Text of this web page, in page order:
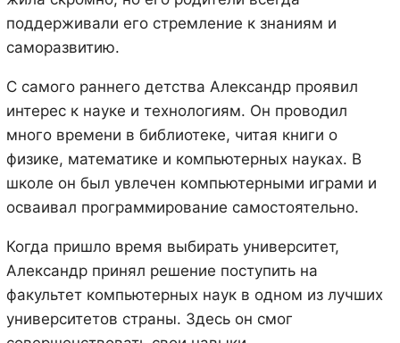
поддерживали его стремление к знаниям и
саморазвитию.
С самого раннего детства Александр проявил
интерес к науке и технологиям. Он проводил
много времени в библиотеке, читая книги о
физике, математике и компьютерных науках. В
школе он был увлечен компьютерными играми и
осваивал программирование самостоятельно.
Когда пришло время выбирать университет,
Александр принял решение поступить на
факультет компьютерных наук в одном из лучших
университетов страны. Здесь он смог